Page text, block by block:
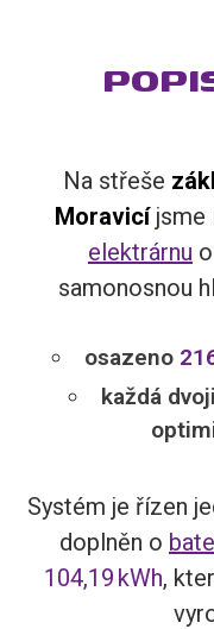
Na střeše
Moravicíjsme
elektrárnu
samonosnou
osazeno
každá
Systém je řízen
doplněn o
104,19 kWh,